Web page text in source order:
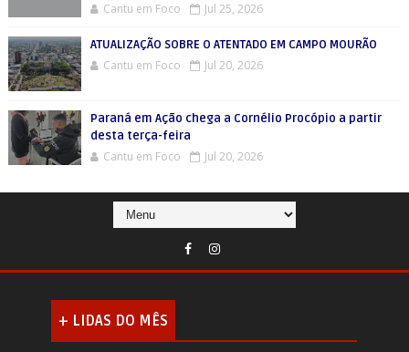
Cantu em Foco Jul 25, 2026
ATUALIZAÇÃO SOBRE O ATENTADO EM CAMPO MOURÃO
Cantu em Foco Jul 20, 2026
Paraná em Ação chega a Cornélio Procópio a partir
desta terça-feira
Cantu em Foco Jul 20, 2026
+ LIDAS DO MÊS